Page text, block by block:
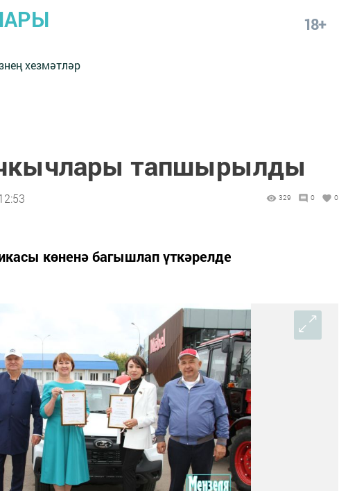
18+
хезмәтләр
тапшырылды
329 0 0
көненә багышлап үткәрелде